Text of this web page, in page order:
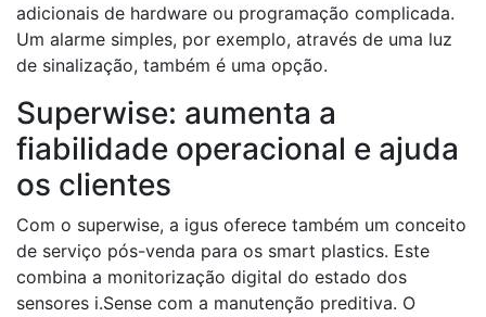
adicionais de hardware ou programação complicada.
Um alarme simples, por exemplo, através de uma luz
de sinalização, também é uma opção.
Superwise: aumenta a
fiabilidade operacional e ajuda
os clientes
Com o superwise, a igus oferece também um conceito
de serviço pós-venda para os smart plastics. Este
combina a monitorização digital do estado dos
sensores i.Sense com a manutenção preditiva. O